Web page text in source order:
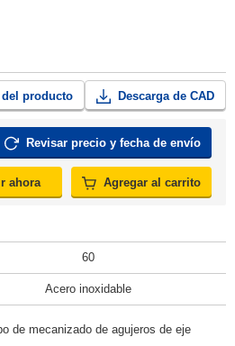
del producto Descarga de CAD
Revisar precio y fecha de envío
ahora Agregar al carrito
60
Acero inoxidable
de mecanizado de agujeros de eje